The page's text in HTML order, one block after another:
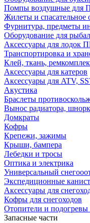
Помпы воздушные для
Жилеты и спасательное
Фурнитура, предметы
Оборудование для
Аксессуары для лодок
Транспортировка и
Клей, ткань,
Аксессуары для катеров
Аксессуары для ATV,
Акустика
Браслеты
Вынос радиатора,
Домкраты
Кофры
Крепежи, зажимы
Крыши, бампера
Лебедки и тросы
Оптика и электрика
Универсальный
Экспедиционные
Аксессуары для
Кофры для снегоходов
Отопители и подогревы
Запасные части